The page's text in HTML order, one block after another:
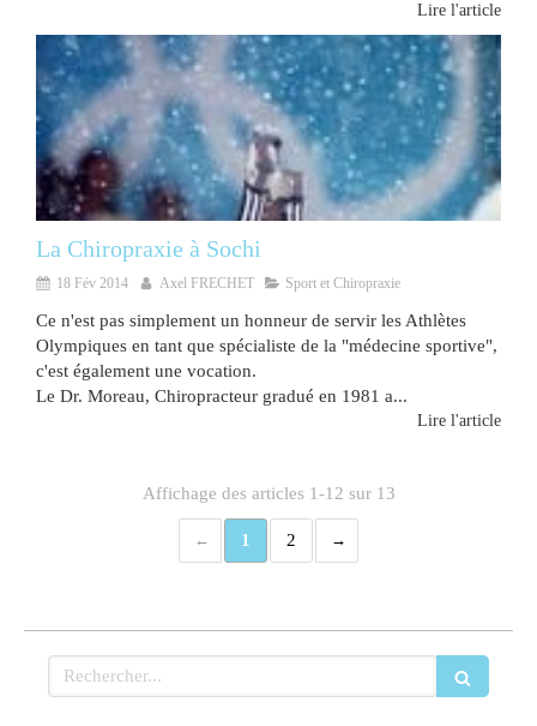
Lire l'article
La Chiropraxie à Sochi
18 Fév 2014 Axel FRECHET Sport et Chiropraxie
Ce n'est pas simplement un honneur de servir les Athlètes
Olympiques en tant que spécialiste de la "médecine sportive",
c'est également une vocation.
Le Dr. Moreau, Chiropracteur gradué en 1981 a...
Lire l'article
Affichage des articles 1-12 sur 13
1 2
Rechercher